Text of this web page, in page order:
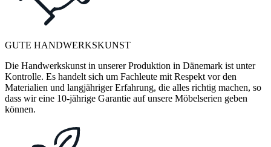
GUTE HANDWERKSKUNST
Die Handwerkskunst in unserer Produktion in Dänemark ist unter
Kontrolle. Es handelt sich um Fachleute mit Respekt vor den
Materialien und langjähriger Erfahrung, die alles richtig machen, so
dass wir eine 10-jährige Garantie auf unsere Möbelserien geben
können.